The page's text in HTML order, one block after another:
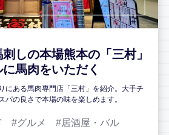
しの本場熊本の「三村」
馬肉をいただく
にある馬肉専門店「三村」を紹介。大手チ
パの良さで本場の味を楽しめます。
グルメ 居酒屋・バル